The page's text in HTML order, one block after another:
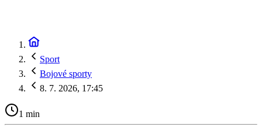
Sport
Bojové sporty
8. 7. 2026, 17:45
1 min